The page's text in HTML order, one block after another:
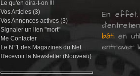
Le qu'en dira-t-on !!!
Vos Articles (3)
Vos Annonces actives (3)
Signaler un lien "mort"
Me Contacter
Le N°1 des Magazines du Net
Recevoir la Newsletter (Nouveau)
En effet,
bâtien
entraver